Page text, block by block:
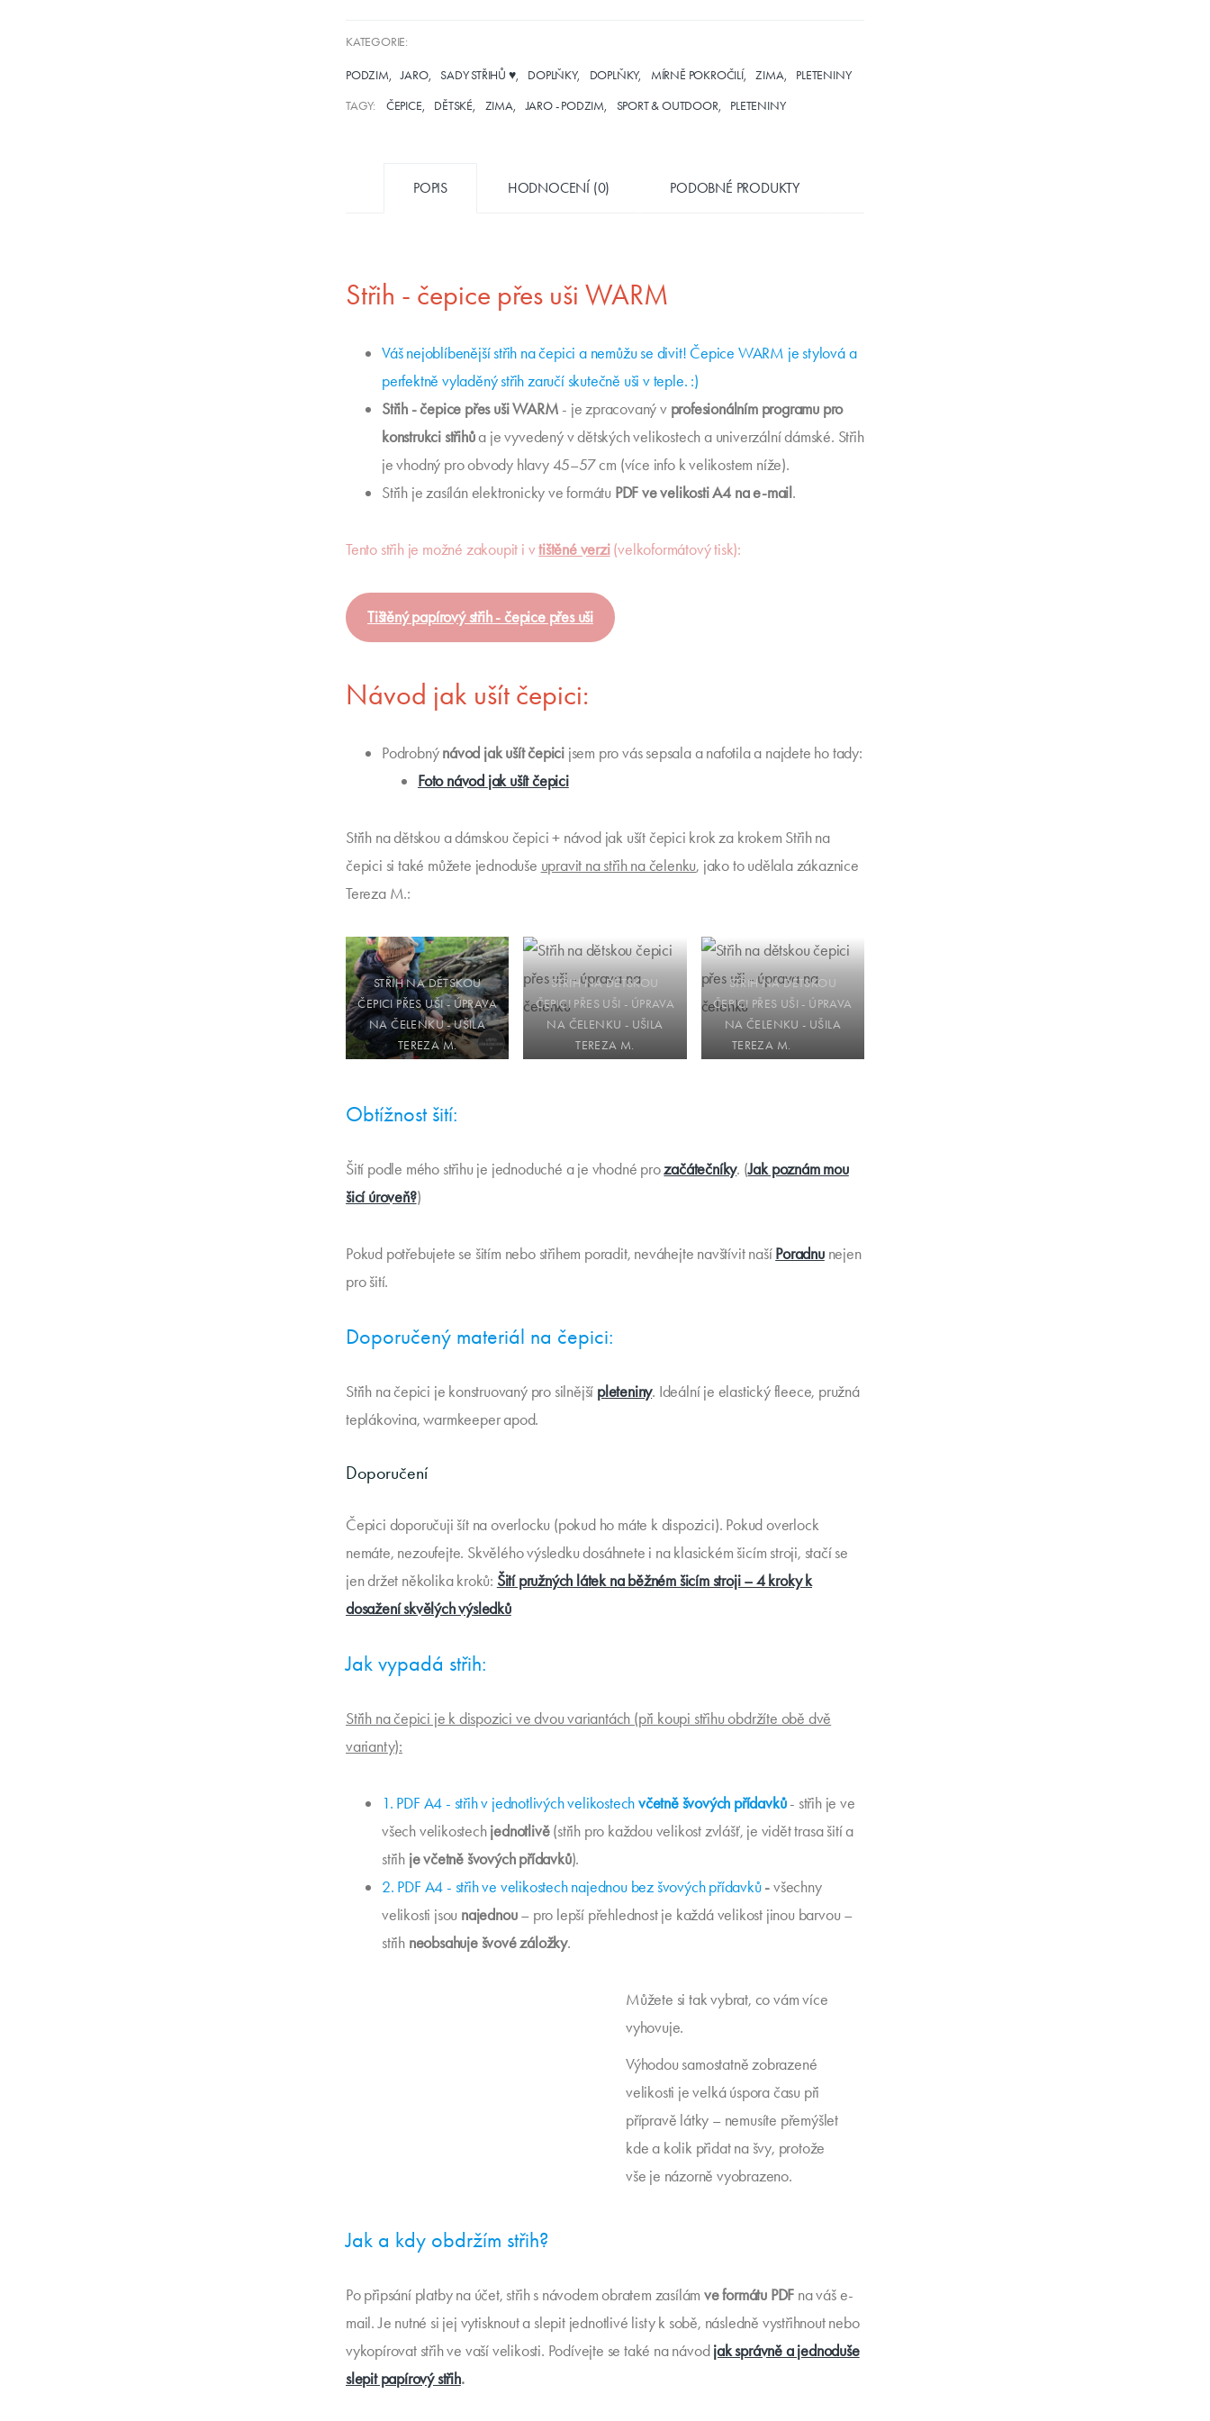
KATEGORIE:
PODZIM JARO SADY STŘIHŮ ♥ DOPLŇKY DOPLŇKY MÍRNĚ POKROČILÍ ZIMA PLETENINY
TAGY: ČEPICE DĚTSKÉ ZIMA JARO - PODZIM SPORT & OUTDOOR PLETENINY
POPIS HODNOCENÍ (0) PODOBNÉ PRODUKTY
Střih - čepice přes uši WARM
Váš nejoblíbenější střih na čepici a nemůžu se divit! Čepice WARM je stylová a
perfektně vyladěný střih zaručí skutečně uši v teple. :)
Střih - čepice přes uši WARM - je zpracovaný v profesionálním programu pro
konstrukci střihůa je vyvedený v dětských velikostech a univerzální dámské. Střih
je vhodný pro obvody hlavy 45–57 cm (více info k velikostem níže).
Střih je zasílán elektronicky ve formátu PDF ve velikosti A4 na e-mail.
Tento střih je možné zakoupit i vtištěné verzi(velkoformátový tisk):
Tištěný papírový střih - čepice přes uši
Návod jak ušít čepici:
Podrobnýnávod jak ušít čepici jsem pro vás sepsala a nafotila a najdete ho tady:
Foto návod jak ušít čepici
Střih na dětskou a dámskou čepici + návod jak ušít čepici krok za krokem Střih na
čepici si také můžete jednoduše upravit na střih na čelenku, jako to udělala zákaznice
Tereza M.:
STŘIH NA DĚTSKOU
ČEPICI PŘES UŠI - ÚPRAVA
NA ČELENKU - UŠILA
TEREZA M.
STŘIH NA DĚTSKOU
ČEPICI PŘES UŠI - ÚPRAVA
NA ČELENKU - UŠILA
TEREZA M.
STŘIH NA DĚTSKOU
ČEPICI PŘES UŠI - ÚPRAVA
NA ČELENKU - UŠILA
TEREZA M.
Obtížnost šití:
Šití podle mého střihu je jednoduché a je vhodné prozačátečníky. (Jak poznám mou
šicí úroveň?)
Pokud potřebujete se šitím nebo střihem poradit, neváhejte navštívit našíPoradnunejen
pro šití.
Doporučený materiál na čepici:
Střih na čepici je konstruovaný pro silnější pleteniny. Ideální je elastický fleece, pružná
teplákovina, warmkeeper apod.
Doporučení
Čepici doporučuji šít na overlocku (pokud ho máte k dispozici). Pokud overlock
nemáte, nezoufejte. Skvělého výsledku dosáhnete i na klasickém šicím stroji, stačí se
jen držet několika kroků: Šití pružných látek na běžném šicím stroji – 4 kroky k
dosažení skvělých výsledků
Jak vypadá střih:
Střih na čepici je k dispozici ve dvou variantách (při koupi střihu obdržíte obě dvě
varianty):
1. PDF A4 - střih v jednotlivých velikostechvčetně švových přídavků- střih je ve
všech velikostechjednotlivě(střih pro každou velikost zvlášť, je vidět trasa šití a
střih je včetně švových přídavků).
2. PDF A4 - střih ve velikostech najednou bez švových přídavků-všechny
velikosti jsou najednou– pro lepší přehlednost je každá velikost jinou barvou –
střih neobsahuje švové záložky.
Můžete si tak vybrat, co vám více
vyhovuje.
Výhodou samostatně zobrazené
velikosti je velká úspora času při
přípravě látky – nemusíte přemýšlet
kde a kolik přidat na švy, protože
vše je názorně vyobrazeno.
Jak a kdy obdržím střih?
Po připsání platby na účet, střih s návodem obratem zasílám ve formátu PDF na váš e-
mail. Je nutné si jej vytisknout a slepit jednotlivé listy k sobě, následně vystřihnout nebo
vykopírovat střih ve vaší velikosti. Podívejte se také na návod jak správně a jednoduše
slepit papírový střih.